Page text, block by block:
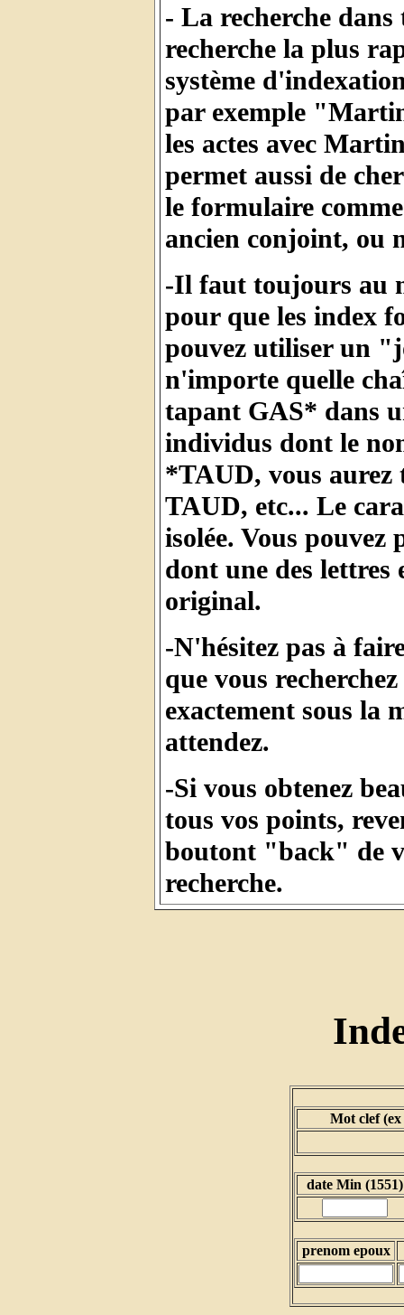
- La recherche
recherche la plus
système
par exemple
les actes avec
permet aussi de
le formulaire
ancien conjoint, ou
-Il faut toujours au
pour que les index
pouvez utiliser un
n'importe quelle
tapant GAS* dans
individus dont le
*TAUD, vous aurez
TAUD, etc... Le
isolée. Vous
dont une des
original.
-N'hésitez pas à
que vous
exactement sous la
attendez.
-Si vous obtenez
tous vos points,
boutont "back" de
recherche.
Mot clef (ex
date Min (1551)
prenom epoux